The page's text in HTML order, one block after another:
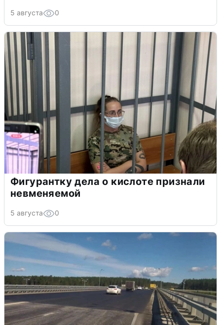
5 августа 0
Фигурантку дела о кислоте признали
невменяемой
5 августа 0